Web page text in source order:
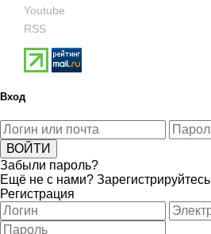
Youtube
RSS
Вход
Забыли пароль?
Ещё не с нами? Зарегистрируйтесь
Регистрация